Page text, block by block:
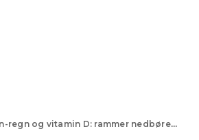
og vitamin D: rammer nedbøren helsa din?